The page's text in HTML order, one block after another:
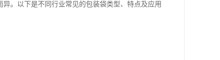
。以下是不同行业常见的包装袋类型、特点及应用